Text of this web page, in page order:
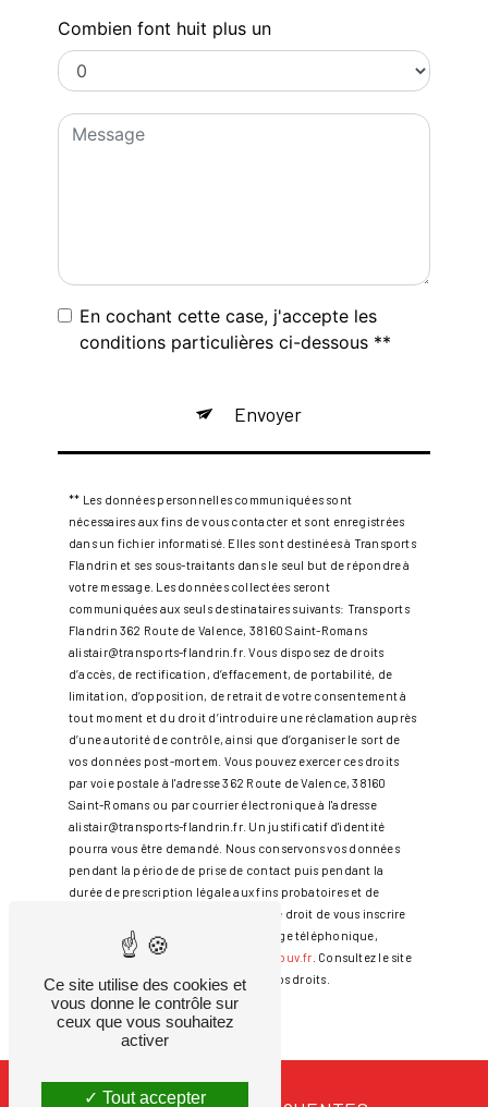
Combien font huit plus un
En cochant cette case, j'accepte les
conditions particulières ci-dessous **
Envoyer
** Les données personnelles communiquées sont
nécessaires aux fins de vous contacter et sont enregistrées
dans un fichier informatisé. Elles sont destinées à Transports
Flandrin et ses sous-traitants dans le seul but de répondre à
votre message. Les données collectées seront
communiquées aux seuls destinataires suivants: Transports
Flandrin 362 Route de Valence, 38160 Saint-Romans
alistair@transports-flandrin.fr. Vous disposez de droits
d’accès, de rectification, d’effacement, de portabilité, de
limitation, d’opposition, de retrait de votre consentement à
tout moment et du droit d’introduire une réclamation auprès
d’une autorité de contrôle, ainsi que d’organiser le sort de
vos données post-mortem. Vous pouvez exercer ces droits
par voie postale à l'adresse 362 Route de Valence, 38160
Saint-Romans ou par courrier électronique à l'adresse
alistair@transports-flandrin.fr. Un justificatif d'identité
pourra vous être demandé. Nous conservons vos données
pendant la période de prise de contact puis pendant la
durée de prescription légale aux fins probatoires et de
gestion des contentieux. Vous avez le droit de vous inscrire
sur la liste d'opposition au démarchage téléphonique,
disponible à cette adresse:
Bloctel.gouv.fr . Consultez le site
cnil.fr pour plus d’informations sur vos droits.
Ce site utilise des cookies et
vous donne le contrôle sur
ceux que vous souhaitez
activer
Tout accepter